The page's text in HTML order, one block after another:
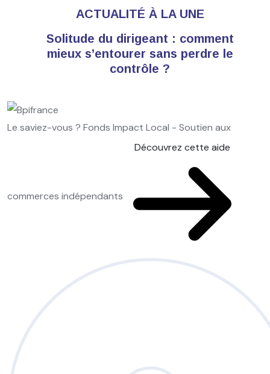
ACTUALITÉ À LA UNE
Solitude du dirigeant : comment
mieux s’entourer sans perdre le
contrôle ?
Le saviez-vous ? Fonds Impact Local - Soutien aux
commerces indépendants
Découvrez cette aide